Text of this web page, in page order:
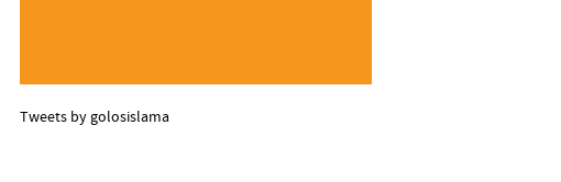
Tweets by golosislama